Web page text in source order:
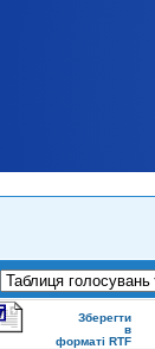
Зберегти
в
форматі RTF